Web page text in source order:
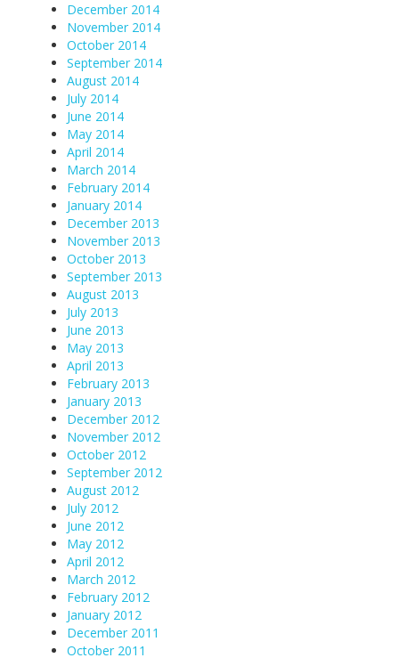
December 2014
November 2014
October 2014
September 2014
August 2014
July 2014
June 2014
May 2014
April 2014
March 2014
February 2014
January 2014
December 2013
November 2013
October 2013
September 2013
August 2013
July 2013
June 2013
May 2013
April 2013
February 2013
January 2013
December 2012
November 2012
October 2012
September 2012
August 2012
July 2012
June 2012
May 2012
April 2012
March 2012
February 2012
January 2012
December 2011
October 2011